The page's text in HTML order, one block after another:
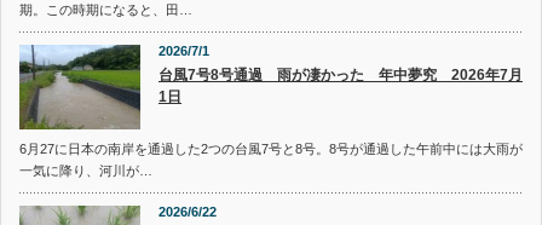
期。この時期になると、田…
2026/7/1
台風7号8号通過 雨が凄かった 年中夢究 2026年7月
1日
6月27に日本の南岸を通過した2つの台風7号と8号。8号が通過した午前中には大雨が
一気に降り、河川が…
2026/6/22